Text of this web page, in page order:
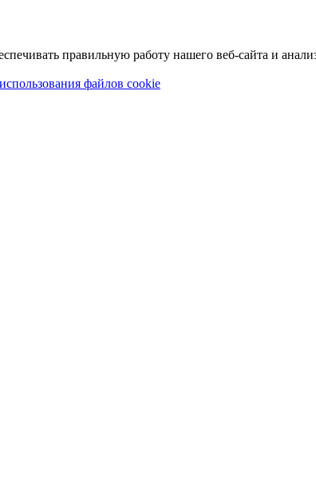
правильную работу нашего веб-сайта и
файлов cookie